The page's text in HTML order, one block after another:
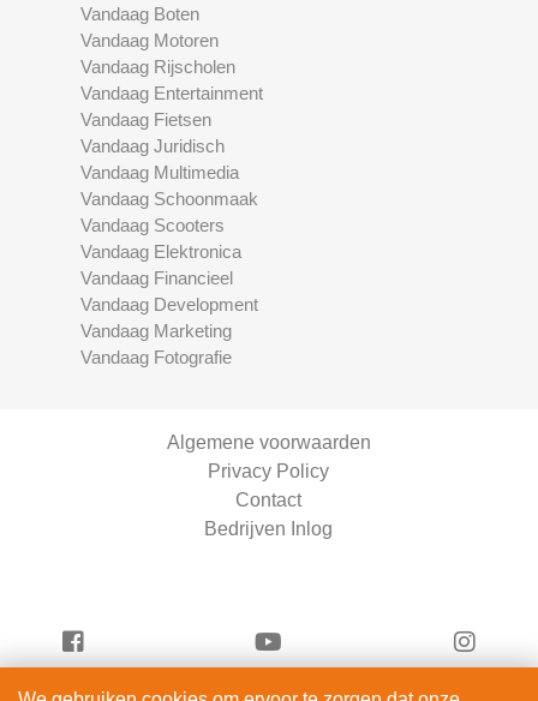
Vandaag Boten
Vandaag Motoren
Vandaag Rijscholen
Vandaag Entertainment
Vandaag Fietsen
Vandaag Juridisch
Vandaag Multimedia
Vandaag Schoonmaak
Vandaag Scooters
Vandaag Elektronica
Vandaag Financieel
Vandaag Development
Vandaag Marketing
Vandaag Fotografie
Algemene voorwaarden
Privacy Policy
Contact
Bedrijven Inlog